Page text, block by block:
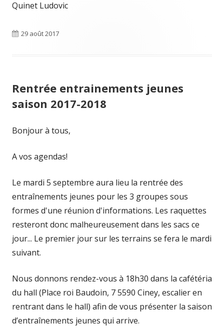
Quinet Ludovic
Publié
29 août 2017
Rentrée entrainements jeunes
saison 2017-2018
Bonjour à tous,
A vos agendas!
Le mardi 5 septembre aura lieu la rentrée des
entraînements jeunes pour les 3 groupes sous
formes d'une réunion d'informations. Les raquettes
resteront donc malheureusement dans les sacs ce
jour... Le premier jour sur les terrains se fera le mardi
suivant.
Nous donnons rendez-vous à 18h30 dans la cafétéria
du hall (Place roi Baudoin, 7 5590 Ciney, escalier en
rentrant dans le hall) afin de vous présenter la saison
d’entraînements jeunes qui arrive.